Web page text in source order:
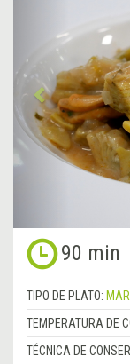
90 min
TIPO DE PLATO:
TEMPERATURA DE
TÉCNICA DE